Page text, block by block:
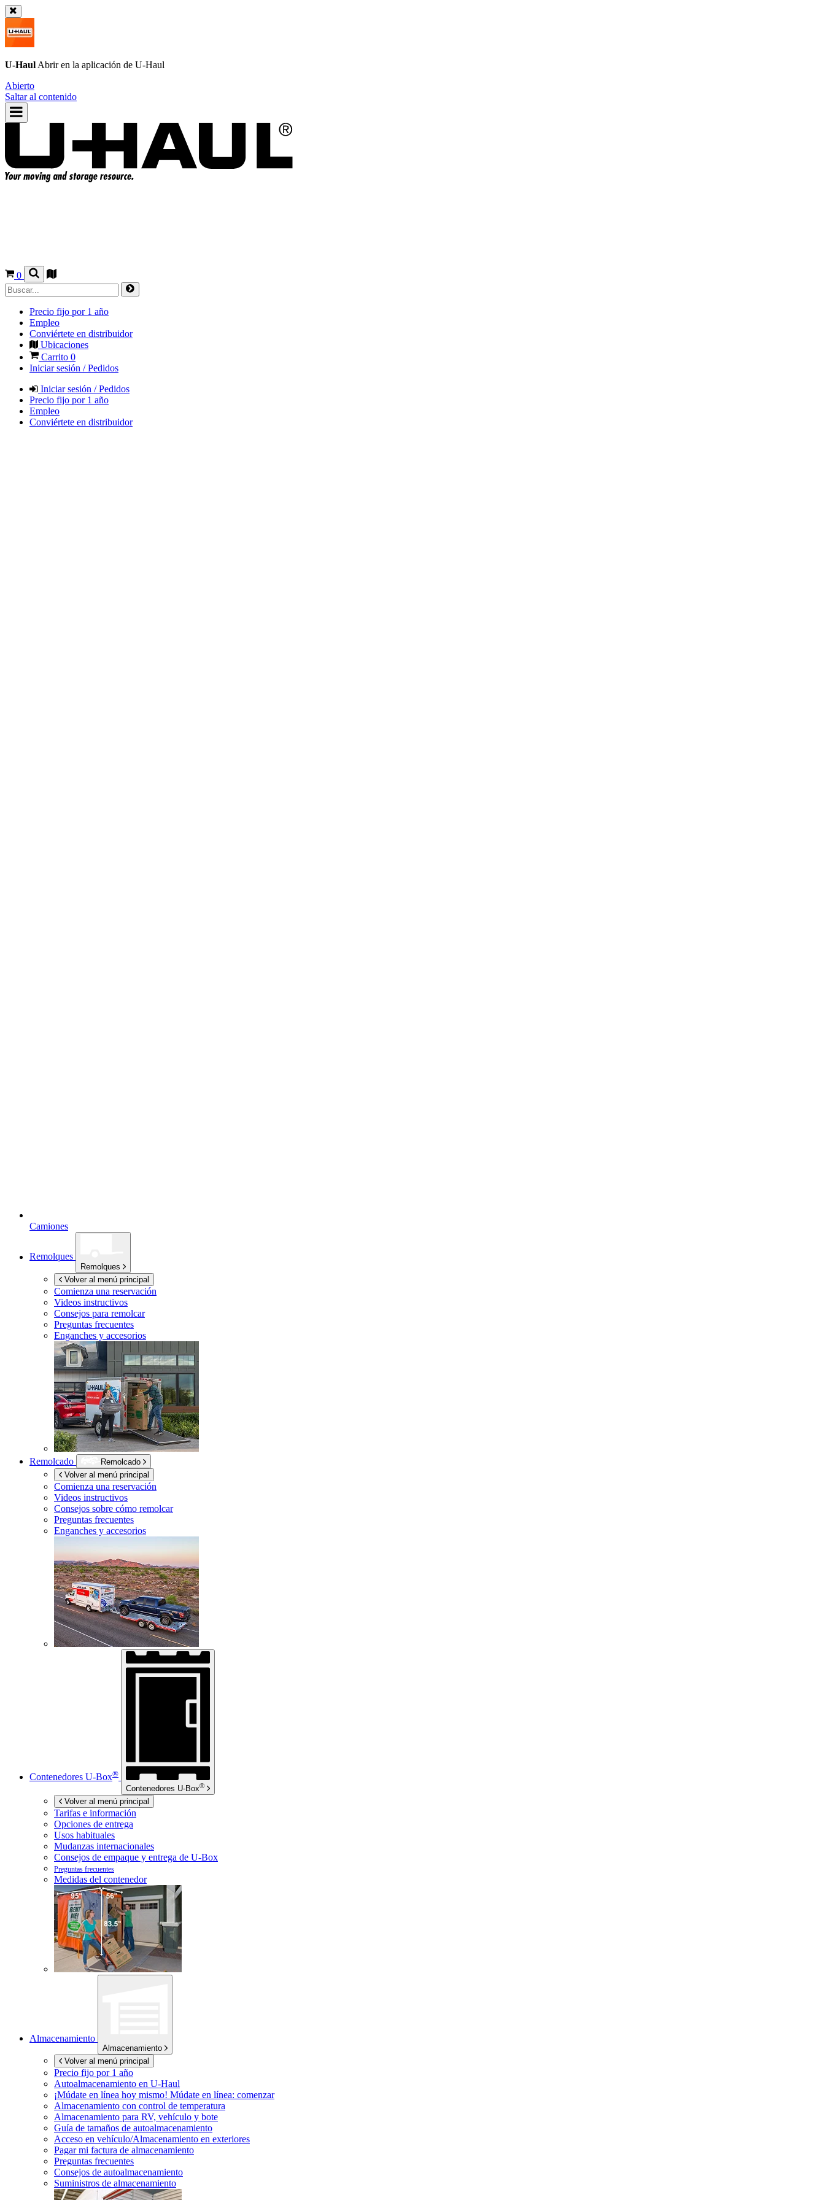
U-Haul Abrir en la aplicación de U-Haul
Abierto
Saltar al contenido
0
Precio fijo por 1 año
Empleo
Conviértete en distribuidor
Ubicaciones
Carrito 0
Iniciar sesión / Pedidos
Iniciar sesión / Pedidos
Precio fijo por 1 año
Empleo
Conviértete en distribuidor
Camiones
Remolques
Remolques
Volver al menú principal
Comienza una reservación
Videos instructivos
Consejos para remolcar
Preguntas frecuentes
Enganches y accesorios
Remolcado
Remolcado
Volver al menú principal
Comienza una reservación
Videos instructivos
Consejos sobre cómo remolcar
Preguntas frecuentes
Enganches y accesorios
Contenedores U-Box®
Contenedores U-Box®
Volver al menú principal
Tarifas e información
Opciones de entrega
Usos habituales
Mudanzas internacionales
Consejos de empaque y entrega de U-Box
Preguntas frecuentes
Medidas del contenedor
Almacenamiento
Almacenamiento
Volver al menú principal
Precio fijo por 1 año
Autoalmacenamiento en U-Haul
¡Múdate en línea hoy mismo! Múdate en línea: comenzar
Almacenamiento con control de temperatura
Almacenamiento para RV, vehículo y bote
Guía de tamaños de autoalmacenamiento
Acceso en vehículo/Almacenamiento en exteriores
Pagar mi factura de almacenamiento
Preguntas frecuentes
Consejos de autoalmacenamiento
Suministros de almacenamiento